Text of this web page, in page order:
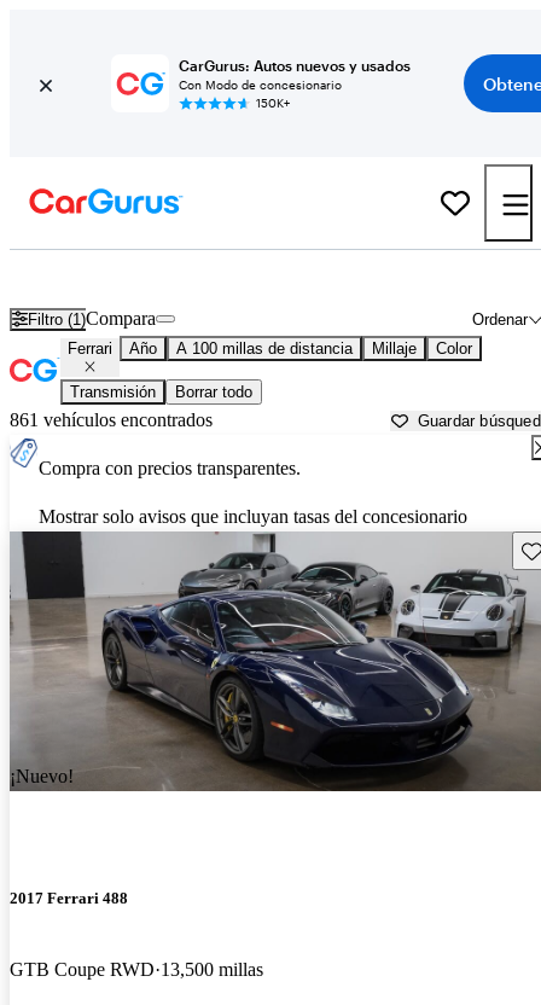
CarGurus: Autos nuevos y usados
Con Modo de concesionario
150K+
Filtro (1) Ordenar
Compara
Ferrari Año A 100 millas de distancia Millaje Color
Transmisión Borrar todo
861 vehículos encontrados Guardar
Compra con precios transparentes.
Mostrar solo avisos que incluyan tasas del concesionario
¡Nuevo!
2017 Ferrari 488
GTB Coupe RWD 13,500 millas